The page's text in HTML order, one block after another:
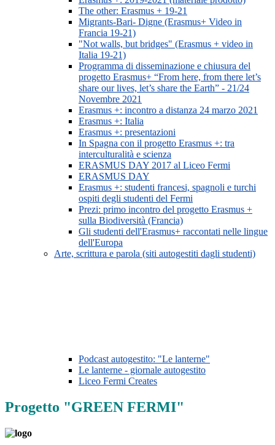
The other: Erasmus + 19-21
Migrants-Bari- Digne (Erasmus+ Video in
Francia 19-21)
"Not walls, but bridges" (Erasmus + video in
Italia 19-21)
Programma di disseminazione e chiusura del
progetto Erasmus+ “From here, from there let’s
share our lives, let’s share the Earth” - 21/24
Novembre 2021
Erasmus +: incontro a distanza 24 marzo 2021
Erasmus +: Italia
Erasmus +: presentazioni
In Spagna con il progetto Erasmus +: tra
interculturalità e scienza
ERASMUS DAY 2017 al Liceo Fermi
ERASMUS DAY
Erasmus +: studenti francesi, spagnoli e turchi
ospiti degli studenti del Fermi
Prezi: primo incontro del progetto Erasmus +
sulla Biodiversità (Francia)
Gli studenti dell'Erasmus+ raccontati nelle lingue
dell'Europa
Arte, scrittura e parola (siti autogestiti dagli studenti)
Podcast autogestito: "Le lanterne"
Le lanterne - giornale autogestito
Liceo Fermi Creates
Progetto "GREEN FERMI"